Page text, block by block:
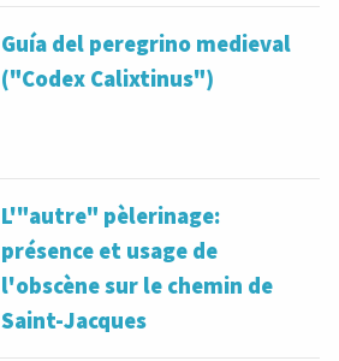
Guía del peregrino medieval
("Codex Calixtinus")
L'"autre" pèlerinage:
présence et usage de
l'obscène sur le chemin de
Saint-Jacques